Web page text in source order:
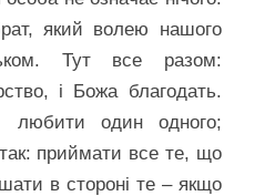
який волею нашого
Тут все разом:
і Божа благодать.
любити один одного;
приймати все те, що
в стороні те – якщо